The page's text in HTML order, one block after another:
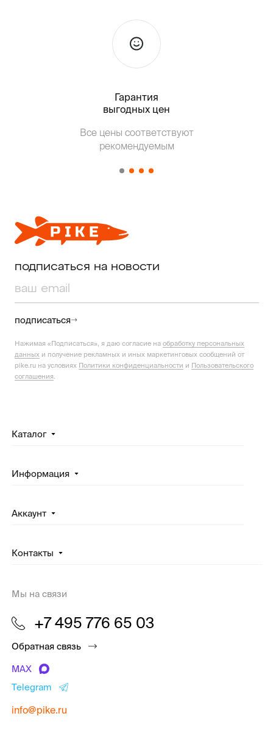
Гарантия
выгодных цен
Все цены соответствуют
рекомендуемым
подписаться на новости
подписаться
Нажимая «Подписаться», я даю согласие на обработку персональных
данных и получение рекламных и иных маркетинговых сообщений от
pike.ru на условиях Политики конфиденциальности и Пользовательского
соглашения
Каталог
Информация
Аккаунт
Контакты
Мы на связи
+7 495 776 65 03
Обратная связь
MAX
Telegram
info@pike.ru